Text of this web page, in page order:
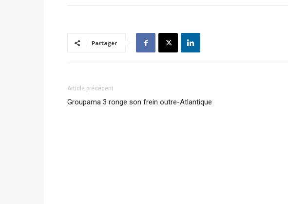
Partager
Article précédent
Groupama 3 ronge son frein outre-Atlantique